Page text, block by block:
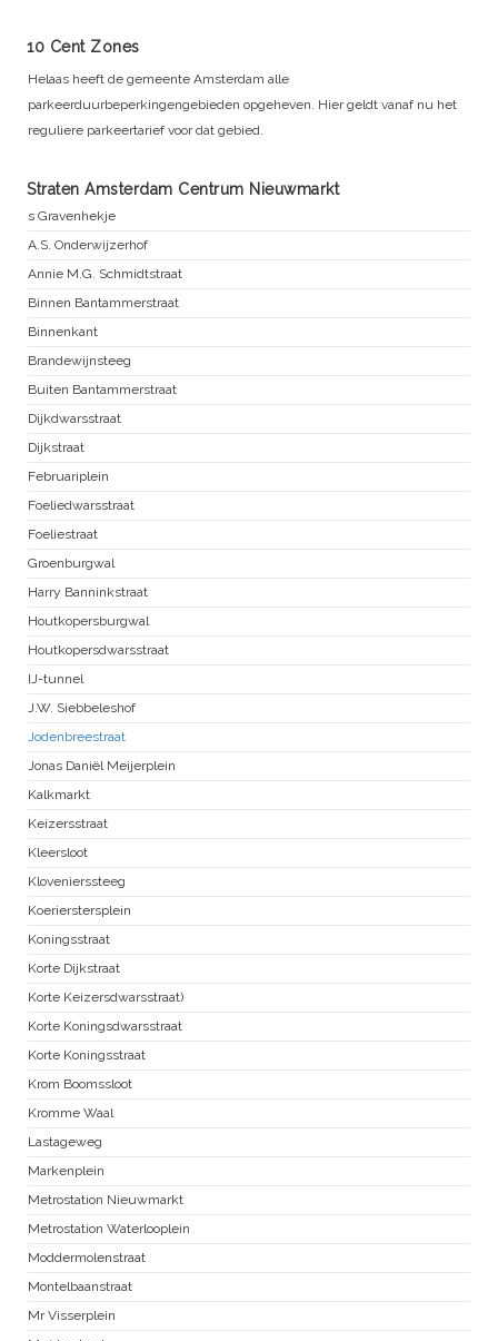
10 Cent Zones
Helaas heeft de gemeente Amsterdam alle
parkeerduurbeperkingengebieden opgeheven. Hier geldt vanaf nu het
reguliere parkeertarief voor dat gebied.
Straten Amsterdam Centrum Nieuwmarkt
s Gravenhekje
A.S. Onderwijzerhof
Annie M.G. Schmidtstraat
Binnen Bantammerstraat
Binnenkant
Brandewijnsteeg
Buiten Bantammerstraat
Dijkdwarsstraat
Dijkstraat
Februariplein
Foeliedwarsstraat
Foeliestraat
Groenburgwal
Harry Banninkstraat
Houtkopersburgwal
Houtkopersdwarsstraat
IJ-tunnel
J.W. Siebbeleshof
Jodenbreestraat
Jonas Daniël Meijerplein
Kalkmarkt
Keizersstraat
Kleersloot
Klovenierssteeg
Koerierstersplein
Koningsstraat
Korte Dijkstraat
Korte Keizersdwarsstraat)
Korte Koningsdwarsstraat
Korte Koningsstraat
Krom Boomssloot
Kromme Waal
Lastageweg
Markenplein
Metrostation Nieuwmarkt
Metrostation Waterlooplein
Moddermolenstraat
Montelbaanstraat
Mr Visserplein